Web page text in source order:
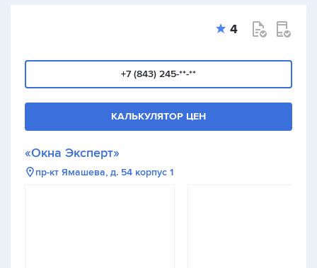
4
+7 (843) 245-**-**
КАЛЬКУЛЯТОР ЦЕН
«Окна Эксперт»
пр-кт Ямашева, д. 54 корпус 1